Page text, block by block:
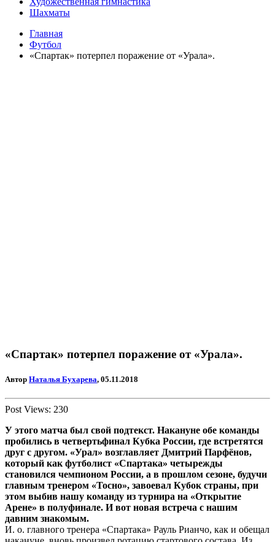
Шахматы
Главная
Футбол
«Спартак» потерпел поражение от «Урала».
«Спартак» потерпел поражение от «Урала».
Автор Наталья Бухарева, 05.11.2018
Post Views: 230
У этого матча был свой подтекст. Накануне обе команды
пробились в четвертьфинал Кубка России, где встретятся
друг с другом. «Урал» возглавляет Дмитрий Парфёнов,
который как футболист «Спартака» четырежды
становился чемпионом России, а в прошлом сезоне, будучи
главным тренером «Тосно», завоевал Кубок страны, при
этом выбив нашу команду из турнира на «Открытие
Арене» в полуфинале. И вот новая встреча с нашим
давним знакомым.
И. о. главного тренера «Спартака» Рауль Рианчо, как и обещал